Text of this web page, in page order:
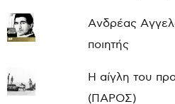
Ανδρέας
ποιητής
Η αίγλη του
(ΠΑΡΟΣ)